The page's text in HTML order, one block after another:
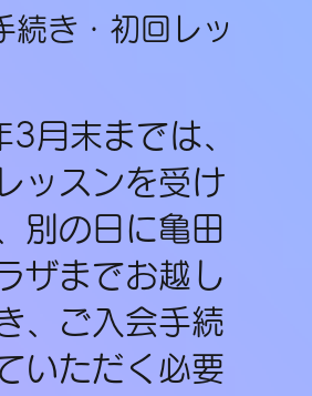
月末までは、
ッスンを受け
別の日に亀田
ザまでお越し
、ご入会手続
いただく必要
続き・初回レッ